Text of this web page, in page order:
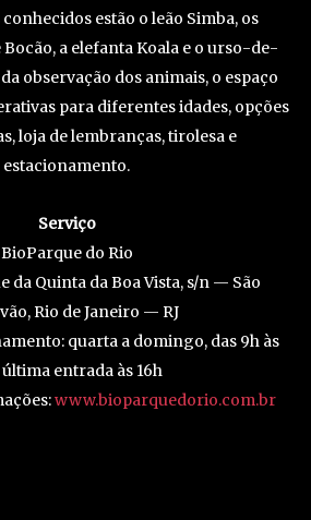
estão o leão Simba, os
a elefanta Koala e o urso-de-
observação dos animais, o espaço
para diferentes idades, opções
loja de lembranças, tirolesa e
estacionamento.
Serviço
BioParque do Rio
da Quinta da Boa Vista, s/n — São
Rio de Janeiro — RJ
quarta a domingo, das 9h às
última entrada às 16h
www.bioparquedorio.com.br